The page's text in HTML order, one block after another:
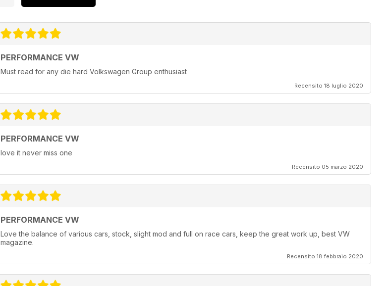
PERFORMANCE VW
Must read for any die hard Volkswagen Group enthusiast
Recensito 18 luglio 2020
PERFORMANCE VW
love it never miss one
Recensito 05 marzo 2020
PERFORMANCE VW
Love the balance of various cars, stock, slight mod and full on race cars, keep the great work up, best VW
magazine.
Recensito 18 febbraio 2020